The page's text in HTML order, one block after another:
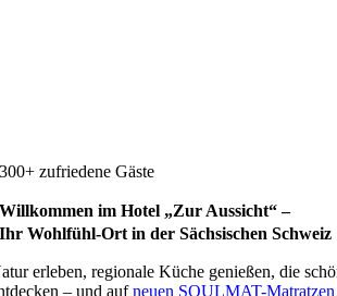
300+ zufriedene Gäste
Willkommen im Hotel „Zur Aussicht“ –
Ihr Wohlfühl-Ort in der Sächsischen Schweiz
erleben, regionale Küche genießen, die
– und aufneuen SOULMAT-Matratzen